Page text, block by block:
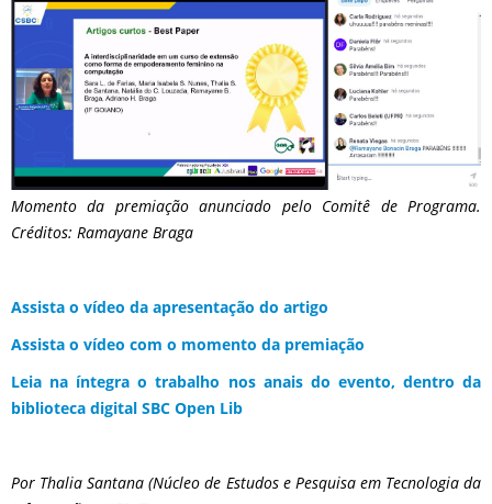
Momento da premiação anunciado pelo Comitê de Programa.
Créditos: Ramayane Braga
Assista o vídeo da apresentação do artigo
Assista o vídeo com o momento da premiação
Leia na íntegra o trabalho nos anais do evento, dentro da
biblioteca digital SBC Open Lib
Por Thalia Santana (Núcleo de Estudos e Pesquisa em Tecnologia da